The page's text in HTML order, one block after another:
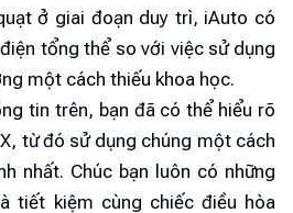
ở giai đoạn duy trì, iAuto có
tổng thể so với việc sử dụng
một cách thiếu khoa học.
tin trên, bạn đã có thể hiểu rõ
từ đó sử dụng chúng một cách
nhất. Chúc bạn luôn có những
tiết kiệm cùng chiếc điều hòa